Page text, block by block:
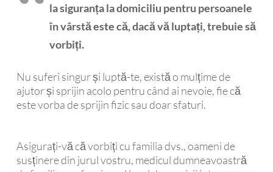
la siguranța la domiciliu pentru persoanele
în vârstă este că, dacă vă luptați, trebuie să
vorbiți.
Nu suferi singur și luptă-te, există o mulțime de
ajutor și sprijin acolo pentru când ai nevoie, fie că
este vorba de sprijin fizic sau doar sfaturi.
Asigurați-vă că vorbiți cu familia dvs., oameni de
susținere din jurul vostru, medicul dumneavoastră